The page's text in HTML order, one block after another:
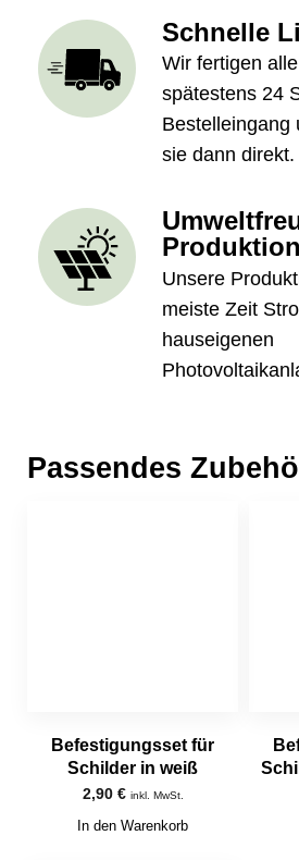
Schnelle
Wir fertigen
spätestens 24
Bestelleingang
sie dann direkt.
Produktion
Unsere
meiste Zeit
hauseigenen
Passendes
Befestigungsset für
Schilder in weiß
2,90 € inkl. MwSt.
In den Warenkorb